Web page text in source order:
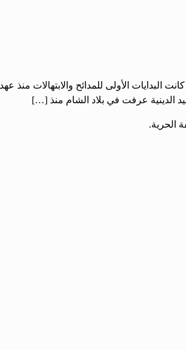
البدايات الأولى للمدائح والابتهالات منذ
الدينية عرفت في بلاد الشام منذ […]
الحرية.